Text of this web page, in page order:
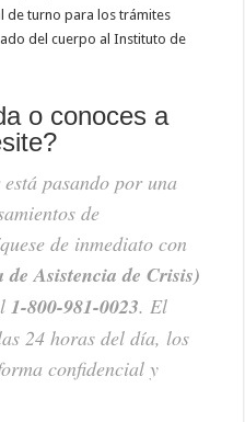
de turno para los trámites
del cuerpo al Instituto de
o conoces a
pasando por una
de
de inmediato con
Asistencia de Crisis)
1-800-981-0023. El
24 horas del día, los
confidencial y